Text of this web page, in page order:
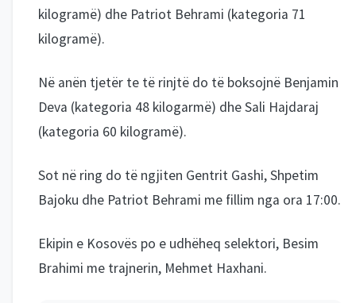
kilogramë) dhe Patriot Behrami (kategoria 71
kilogramë).
Në anën tjetër te të rinjtë do të boksojnë Benjamin
Deva (kategoria 48 kilogarmë) dhe Sali Hajdaraj
(kategoria 60 kilogramë).
Sot në ring do të ngjiten Gentrit Gashi, Shpetim
Bajoku dhe Patriot Behrami me fillim nga ora 17:00.
Ekipin e Kosovës po e udhëheq selektori, Besim
Brahimi me trajnerin, Mehmet Haxhani.